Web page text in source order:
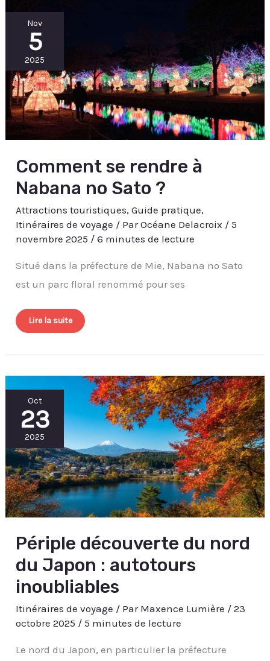
Nov
5
2025
Comment se rendre à
Nabana no Sato ?
Attractions touristiques,Guide pratique,
Itinéraires de voyage / ParOcéane Delacroix /5
novembre 2025 /6 minutes de lecture
Situé dans la préfecture de Mie, Nabana no Sato
est un parc floral renommé pour ses
Comment
se
rendre
à
Nabana
no
Sato
?
Lire la suite
Oct
23
2025
Périple découverte du nord
du Japon : autotours
inoubliables
Itinéraires de voyage / Par Maxence Lumière /23
octobre 2025 /5 minutes de lecture
Le nord du Japon, en particulier la préfecture
Périple
découverte
du
nord
du
Japon
autotours
inoubliables